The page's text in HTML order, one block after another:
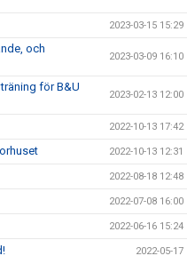
2023-03-15 15:29
och
2023-03-09 16:10
för B&U
2023-02-13 12:00
2022-10-13 17:42
2022-10-13 12:31
2022-08-18 12:48
2022-07-08 16:00
2022-06-16 15:24
2022-05-17